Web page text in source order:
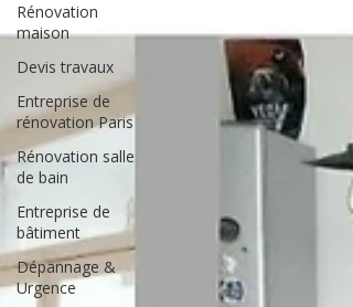
Rénovation
maison
Devis travaux
Entreprise de
rénovation Paris
Rénovation salle
de bain
Entreprise de
bâtiment
Dépannage &
Urgence